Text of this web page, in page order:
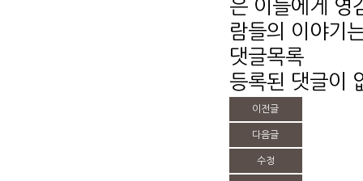
은 이들에게 영
람들의 이야기
댓글목록
등록된 댓글이
이전글
다음글
수정